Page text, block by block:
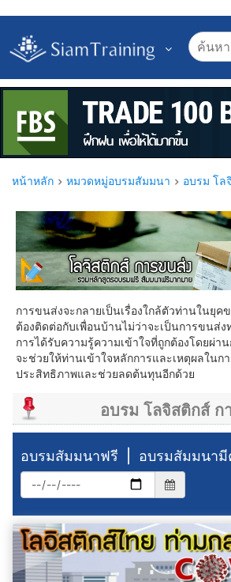
หน้าหลัก หมวดหมู่อบรมสัมมนา อบรม โล
การขนส่งจะกลายเป็นเรื่องใกล้ตัวท่านในยุค
ต้องติดต่อกับเพื่อนบ้านไม่ว่าจะเป็นการขนส่
การได้รับความรู้ความเข้าใจที่ถูกต้องโดยผ่า
จะช่วยให้ท่านเข้าใจหลักการและเหตุผลในก
ประสิทธิภาพและช่วยลดต้นทุนอีกด้วย
อบรม โลจิสติกส์ ก
อบรมสัมมนาฟรี อบรมสัมมนามี